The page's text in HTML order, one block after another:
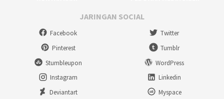
JARINGAN SOCIAL
Facebook
Twitter
Pinterest
Tumblr
Stumbleupon
WordPress
Instagram
Linkedin
Deviantart
Myspace